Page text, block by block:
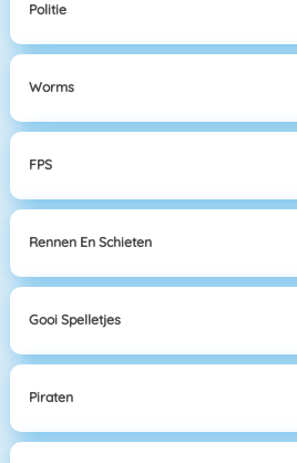
Politie
Worms
FPS
Rennen En Schieten
Gooi Spelletjes
Piraten